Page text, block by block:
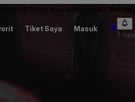
lebih tinggi atau lebih rendah dari
Tiket Saya Masuk
1